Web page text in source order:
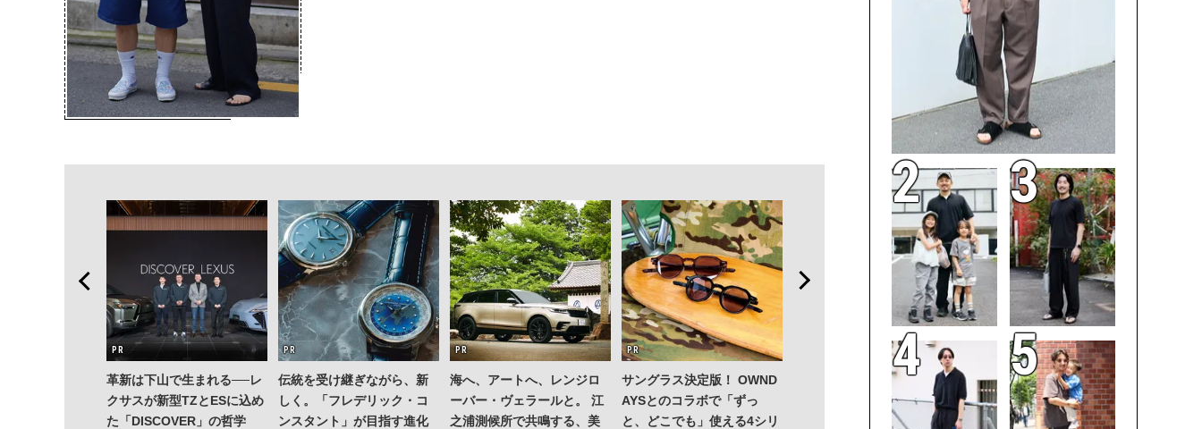
革新は下山で生まれる──レ
クサスが新型TZとESに込め
た「DISCOVER」の哲学
伝統を受け継ぎながら、新
しく。「フレデリック・コ
ンスタント」が目指す進化
海へ、アートへ、レンジロ
ーバー・ヴェラールと。 江
之浦測候所で共鳴する、美
サングラス決定版！ OWND
AYSとのコラボで「ずっ
と、どこでも」使える4シリ
【ムーンスウォッチからヴ
ィンテージまで】「三越ワ
ールドウォッチフェア」開
「コンディション」が成果
を左右する——TENTIALの
想いと研究成果を結集した